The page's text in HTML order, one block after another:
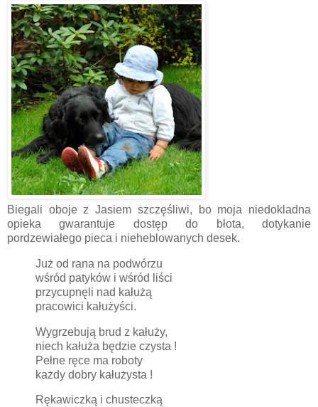
Biegali oboje z Jasiem szczęśliwi, bo moja niedokladna
opieka gwarantuje dostęp do błota, dotykanie
pordzewiałego pieca i nieheblowanych desek.
Już od rana na podwórzu
wśród patyków i wśród liści
przycupnęli nad kałużą
pracowici kałużyści.
Wygrzebują brud z kałuży,
niech kałuża będzie czysta !
Pełne ręce ma roboty
każdy dobry kałużysta !
Rękawiczką i chusteczką